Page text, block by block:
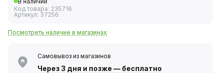
Код товара: 235716
Артикул: 37256
Посмотреть наличие в магазинах
Самовывоз из магазинов
Через 3 дня и позже — бесплатно